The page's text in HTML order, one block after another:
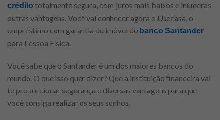
crédito totalmente segura, com juros mais baixos e inúmeras
outras vantagens. Você vai conhecer agora o Usecasa, o
empréstimo com garantia de imóvel do banco Santander
para Pessoa Física.
Você sabe que o Santander é um dos maiores bancos do
mundo. O que isso quer dizer? Que a instituição financeira vai
te proporcionar segurança e diversas vantagens para que
você consiga realizar os seus sonhos.